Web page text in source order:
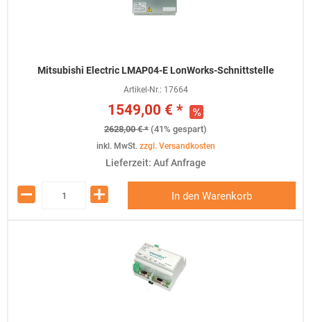
Mitsubishi Electric LMAP04-E LonWorks-Schnittstelle
Artikel-Nr.: 17664
1549,00 € *
2628,00 € * (41% gespart)
inkl. MwSt. zzgl. Versandkosten
Lieferzeit: Auf Anfrage
In den Warenkorb